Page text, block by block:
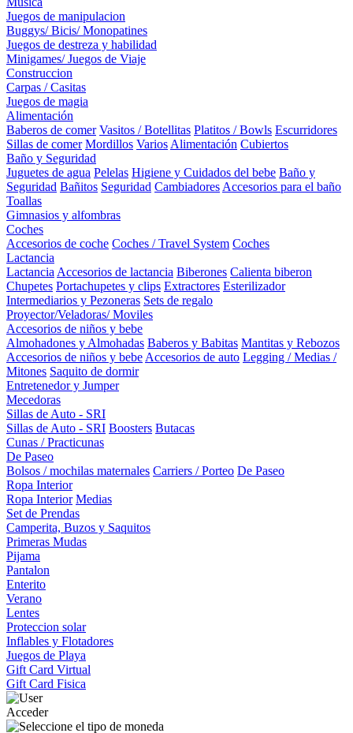
Juegos de manipulacion
Buggys/ Bicis/ Monopatines
Juegos de destreza y habilidad
Minigames/ Juegos de Viaje
Construccion
Carpas / Casitas
Juegos de magia
Alimentación
Baberos de comer Vasitos / Botellitas Platitos / Bowls Escurridores
Sillas de comer Mordillos Varios Alimentación Cubiertos
Baño y Seguridad
Juguetes de agua Pelelas Higiene y Cuidados del bebe Baño y
Seguridad Bañitos Seguridad Cambiadores Accesorios para el baño
Toallas
Gimnasios y alfombras
Coches
Accesorios de coche Coches / Travel System Coches
Lactancia
Lactancia Accesorios de lactancia Biberones Calienta biberon
Chupetes Portachupetes y clips Extractores Esterilizador
Intermediarios y Pezoneras Sets de regalo
Proyector/Veladoras/ Moviles
Accesorios de niños y bebe
Almohadones y Almohadas Baberos y Babitas Mantitas y Rebozos
Accesorios de niños y bebe Accesorios de auto Legging / Medias /
Mitones Saquito de dormir
Entretenedor y Jumper
Mecedoras
Sillas de Auto - SRI
Sillas de Auto - SRI Boosters Butacas
Cunas / Practicunas
De Paseo
Bolsos / mochilas maternales Carriers / Porteo De Paseo
Ropa Interior
Ropa Interior Medias
Set de Prendas
Camperita, Buzos y Saquitos
Primeras Mudas
Pijama
Pantalon
Enterito
Verano
Lentes
Proteccion solar
Inflables y Flotadores
Juegos de Playa
Gift Card Virtual
Gift Card Fisica
Acceder